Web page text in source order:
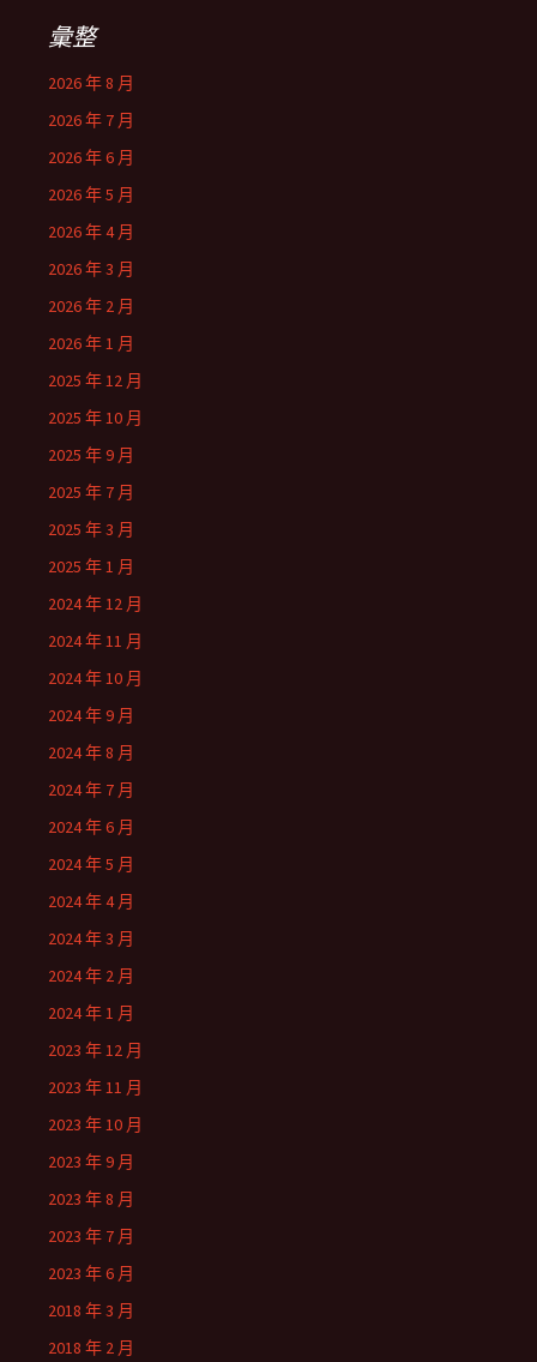
彙整
2026 年 8 月
2026 年 7 月
2026 年 6 月
2026 年 5 月
2026 年 4 月
2026 年 3 月
2026 年 2 月
2026 年 1 月
2025 年 12 月
2025 年 10 月
2025 年 9 月
2025 年 7 月
2025 年 3 月
2025 年 1 月
2024 年 12 月
2024 年 11 月
2024 年 10 月
2024 年 9 月
2024 年 8 月
2024 年 7 月
2024 年 6 月
2024 年 5 月
2024 年 4 月
2024 年 3 月
2024 年 2 月
2024 年 1 月
2023 年 12 月
2023 年 11 月
2023 年 10 月
2023 年 9 月
2023 年 8 月
2023 年 7 月
2023 年 6 月
2018 年 3 月
2018 年 2 月